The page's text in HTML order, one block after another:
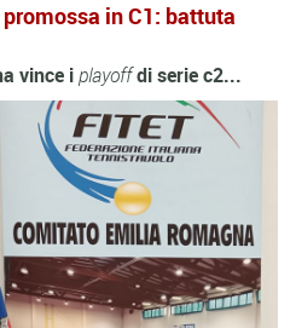
in C1: battuta
vince iplayoffdi serie c2...